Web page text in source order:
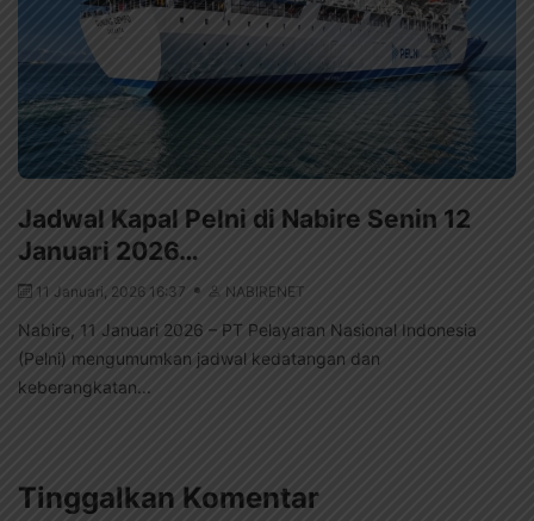
Jadwal Kapal Pelni di Nabire Senin 12
Januari 2026…
11 Januari, 2026 16:37 NABIRENET
Nabire, 11 Januari 2026 – PT Pelayaran Nasional Indonesia
(Pelni) mengumumkan jadwal kedatangan dan
keberangkatan...
Tinggalkan Komentar